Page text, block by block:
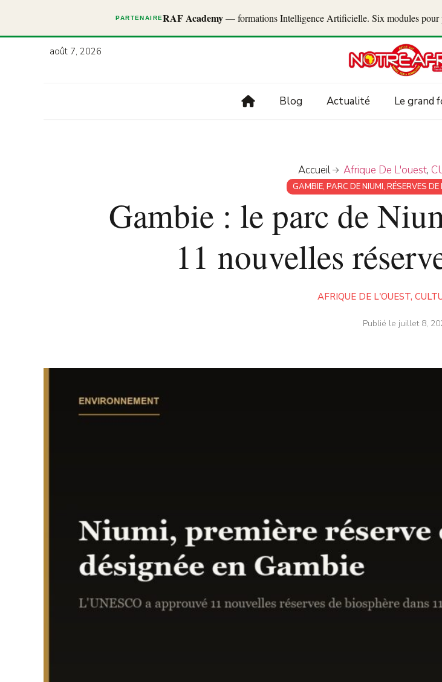
PARTENAIRERAF Academy— formations Intelligence Artificielle. Six modules pour
août 7, 2026
Blog Actualité Le grand
Accueil Afrique De L'ouest,
GAMBIE, PARC DE NIUMI, RÉSERVES
Gambie : le parc de
11 nouvelles
AFRIQUE DE L'OUEST,
Publié le juillet 8,